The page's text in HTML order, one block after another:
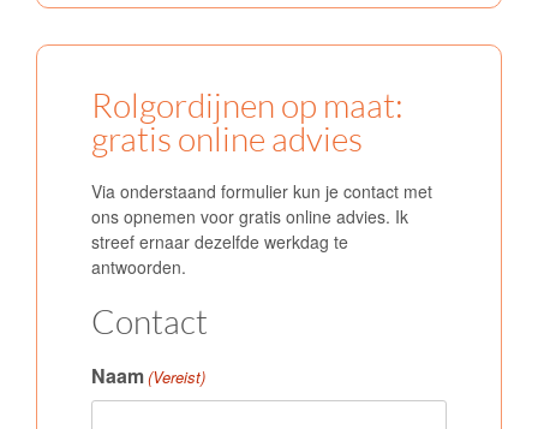
Rolgordijnen op maat:
gratis online advies
Via onderstaand formulier kun je contact met
ons opnemen voor gratis online advies. Ik
streef ernaar dezelfde werkdag te
antwoorden.
Contact
Naam(Vereist)